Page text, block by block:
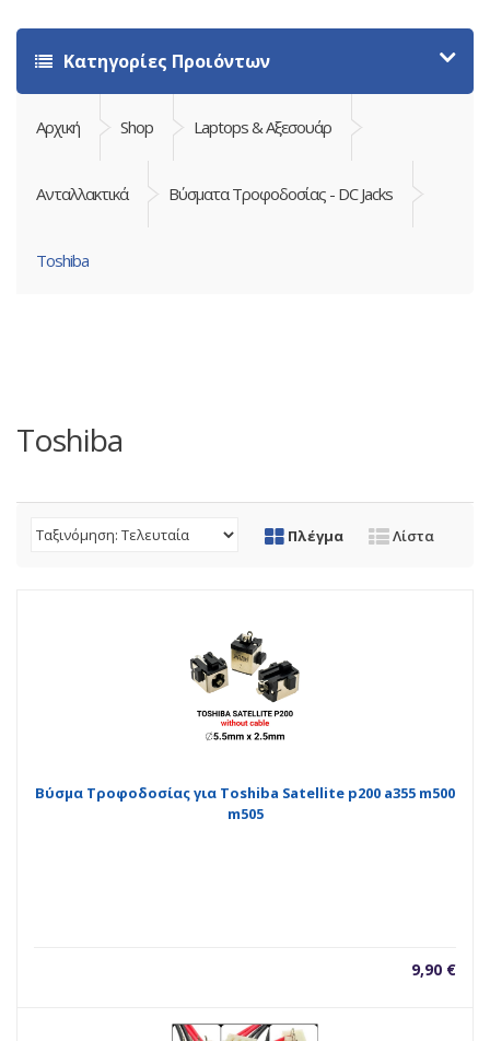
Κατηγορίες Προιόντων
Αρχική Shop Laptops & Αξεσουάρ
Ανταλλακτικά Βύσματα Τροφοδοσίας - DC Jacks
Toshiba
Toshiba
Πλέγμα Λίστα
Βύσμα Τροφοδοσίας για Toshiba Satellite p200 a355 m500
m505
9,90 €